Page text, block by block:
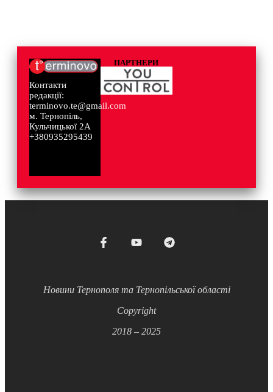
Контакти
редакції:
terminovo.te@gmail.com
м. Тернопіль,
Кульчицької 2А
+380935295439
ПАРТНЕРИ
Новини Тернополя та Тернопільської області
Copyright
2018 – 2025